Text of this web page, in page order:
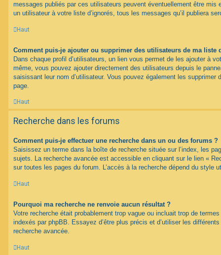
messages publiés par ces utilisateurs peuvent éventuellement être mis
un utilisateur à votre liste d’ignorés, tous les messages qu’il publiera
Haut
Comment puis-je ajouter ou supprimer des utilisateurs de ma liste
Dans chaque profil d’utilisateurs, un lien vous permet de les ajouter à
même, vous pouvez ajouter directement des utilisateurs depuis le
saisissant leur nom d’utilisateur. Vous pouvez également les
page.
Haut
Recherche dans les forums
Comment puis-je effectuer une recherche dans un ou des forums ?
Saisissez un terme dans la boîte de recherche située sur l’index, les
sujets. La recherche avancée est accessible en cliquant sur le lien «
sur toutes les pages du forum. L’accès à la recherche dépend du style
Haut
Pourquoi ma recherche ne renvoie aucun résultat ?
Votre recherche était probablement trop vague ou incluait trop de
indexés par phpBB. Essayez d’être plus précis et d’utiliser les
recherche avancée.
Haut